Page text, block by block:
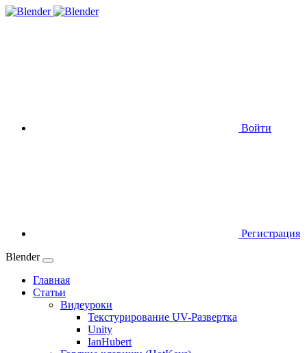
Войти
Регистрация
Blender
Главная
Статьи
Видеуроки
Текстурирование UV-Развертка
Unity
IanHubert